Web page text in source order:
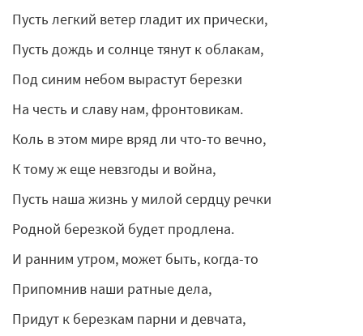
Пусть легкий ветер гладит их прически,
Пусть дождь и солнце тянут к облакам,
Под синим небом вырастут березки
На честь и славу нам, фронтовикам.
Коль в этом мире вряд ли что-то вечно,
К тому ж еще невзгоды и война,
Пусть наша жизнь у милой сердцу речки
Родной березкой будет продлена.
И ранним утром, может быть, когда-то
Припомнив наши ратные дела,
Придут к березкам парни и девчата,